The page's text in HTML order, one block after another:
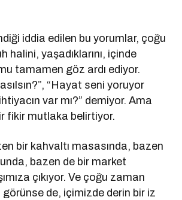
iddia edilen bu yorumlar, çoğu
halini, yaşadıklarını, içinde
tamamen göz ardı ediyor.
“Hayat seni yoruyor
var mı?” demiyor. Ama
fikir mutlaka belirtiyor.
bir kahvaltı masasında, bazen
bazen de bir market
çıkıyor. Ve çoğu zaman
görünse de, içimizde derin bir iz